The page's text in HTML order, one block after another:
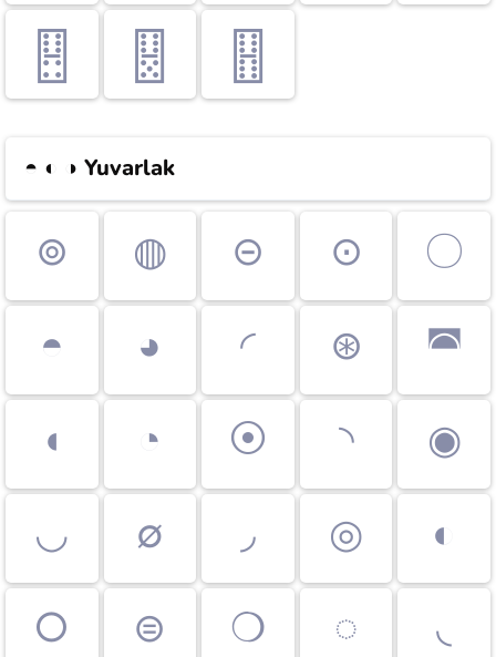
🂑
🂒 🂓
◓ ◐ ◑ Yuvarlak
⊚ ◍ ⊝ ⊙
〇
◓
◕ ◜ ⊛
◚
◖
◔ ⦿ ◝
◉
◡
∅ ◞ ◎
◐
○
⊜ ❍ ◌
◟